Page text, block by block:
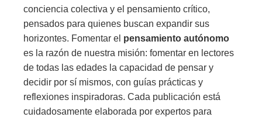
conciencia colectiva y el pensamiento crítico,
pensados para quienes buscan expandir sus
horizontes. Fomentar el pensamiento autónomo
es la razón de nuestra misión: fomentar en lectores
de todas las edades la capacidad de pensar y
decidir por sí mismos, con guías prácticas y
reflexiones inspiradoras. Cada publicación está
cuidadosamente elaborada por expertos para